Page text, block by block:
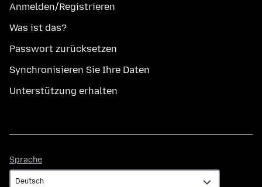
Anmelden/Registrieren
Was ist das?
Passwort zurücksetzen
Synchronisieren Sie Ihre Daten
Unterstützung erhalten
Sprache